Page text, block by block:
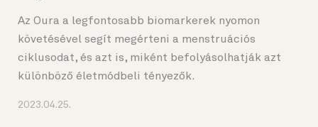
Az Oura a legfontosabb biomarkerek nyomon
követésével segít megérteni a menstruációs
ciklusodat, és azt is, miként befolyásolhatják azt
különböző életmódbeli tényezők.
2023.04.25.